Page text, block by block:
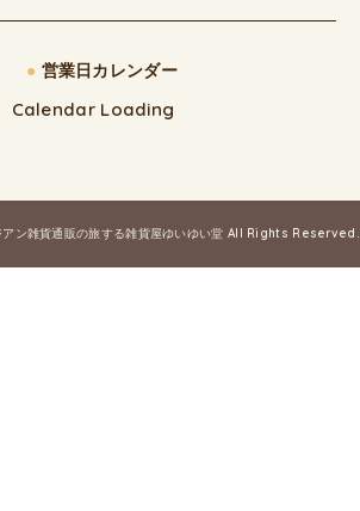
● 営業日カレンダー
Calendar Loading
アン雑貨通販の旅する雑貨屋ゆいゆい堂 All Rights Reserved.